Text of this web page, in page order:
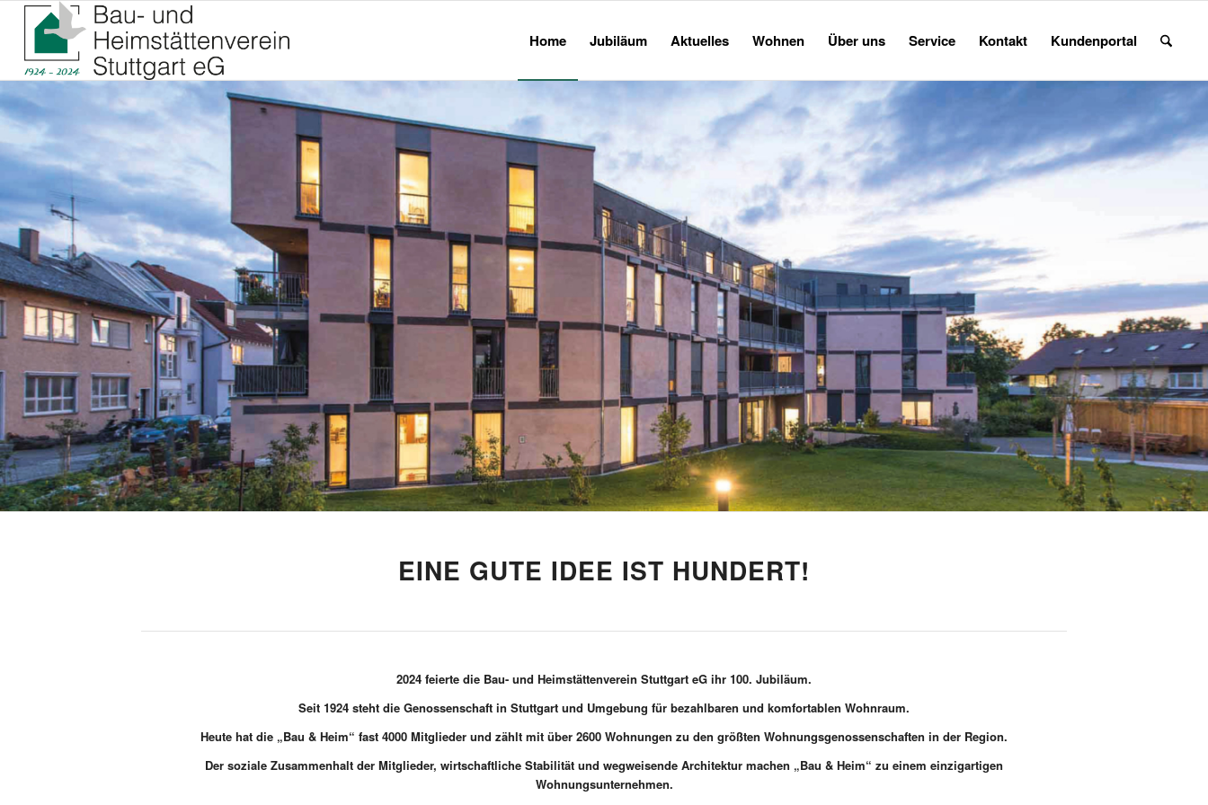
Home Jubiläum Aktuelles Wohnen Über uns Service Kontakt Kundenportal
EINE GUTE IDEE IST HUNDERT!
2024 feierte die Bau- und Heimstättenverein Stuttgart eG ihr 100. Jubiläum.
Seit 1924 steht die Genossenschaft in Stuttgart und Umgebung für bezahlbaren und komfortablen Wohnraum.
Heute hat die „Bau & Heim“ fast 4000 Mitglieder und zählt mit über 2600 Wohnungen zu den größten Wohnungsgenossenschaften in der Region.
Der soziale Zusammenhalt der Mitglieder, wirtschaftliche Stabilität und wegweisende Architektur machen „Bau & Heim“ zu einem einzigartigen
Wohnungsunternehmen.